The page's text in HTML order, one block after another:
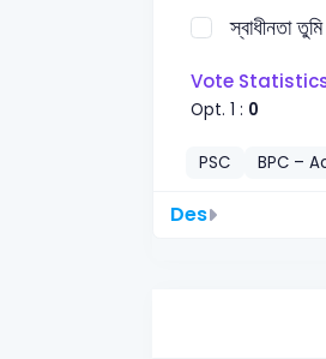
স্বাধীনতা তুমি
Vote
Opt. 1 : 0
PSC BPC –
Des